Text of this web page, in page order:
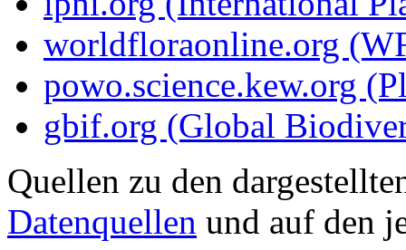
worldfloraonline.org
powo.science.kew.org
gbif.org (Global
Quellen zu den
Datenquellen und auf den